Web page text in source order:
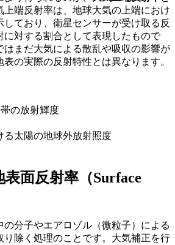
上端反射率は、地球大気の上端におけ
しており、衛星センサーが受け取る反
に対する割合として表現したもので
はまだ大気による散乱や吸収の影響が
の実際の反射特性とは異なります。
の放射輝度
る太陽の地球外放射照度
表面反射率 （Surface
の分子やエアロゾル（微粒子）による
り除く処理のことです。大気補正を行